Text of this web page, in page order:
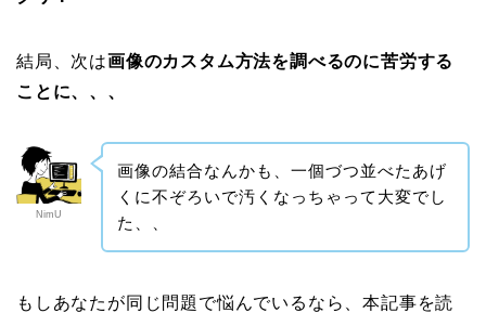
結局、次は画像のカスタム方法を調べるのに苦労する
ことに、、、
NimU
画像の結合なんかも、一個づつ並べたあげ
くに不ぞろいで汚くなっちゃって大変でし
た、、
もしあなたが同じ問題で悩んでいるなら、本記事を読